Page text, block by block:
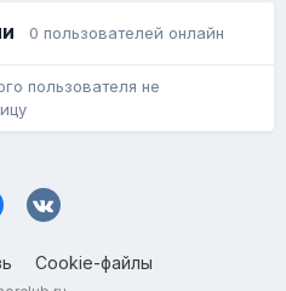
0 пользователей онлайн
пользователя не
Cookie-файлы